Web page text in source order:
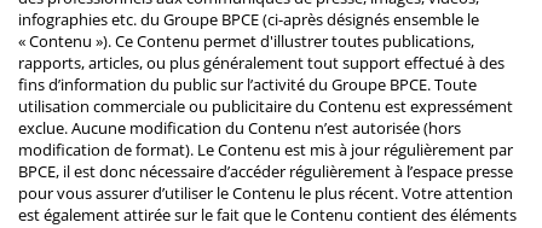
infographies etc. du Groupe BPCE (ci-après désignés ensemble le
« Contenu »). Ce Contenu permet d'illustrer toutes publications,
rapports, articles, ou plus généralement tout support effectué à des
fins d’information du public sur l’activité du Groupe BPCE. Toute
utilisation commerciale ou publicitaire du Contenu est expressément
exclue. Aucune modification du Contenu n’est autorisée (hors
modification de format). Le Contenu est mis à jour régulièrement par
BPCE, il est donc nécessaire d’accéder régulièrement à l’espace presse
pour vous assurer d’utiliser le Contenu le plus récent. Votre attention
est également attirée sur le fait que le Contenu contient des éléments